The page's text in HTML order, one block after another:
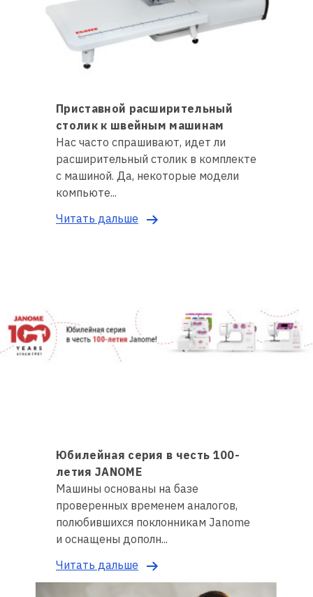
Приставной расширительный
столик к швейным машинам
Нас часто спрашивают, идет ли
расширительный столик в комплекте
с машиной. Да, некоторые модели
компьюте...
Читать дальше
Юбилейная серия в честь 100-
летия JANOME
Машины основаны на базе
проверенных временем аналогов,
полюбившихся поклонникам Janome
и оснащены дополн...
Читать дальше